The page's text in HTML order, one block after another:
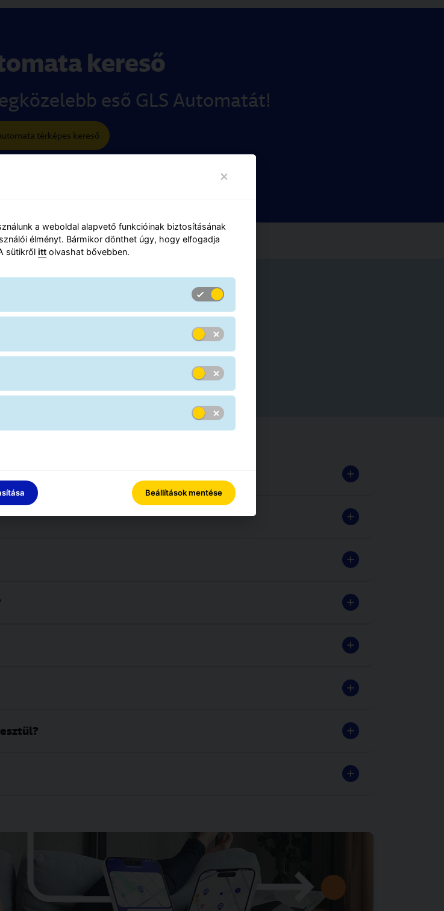
kereső
eső GLS Automatát!
térképes kereső
Kérdések
átvehető a csomagom?
a weboldal alapvető funkcióinak biztosításának
élményt. Bármikor dönthet úgy, hogy elfogadja
sütikről ittolvashat bővebben.
Beállítások mentése